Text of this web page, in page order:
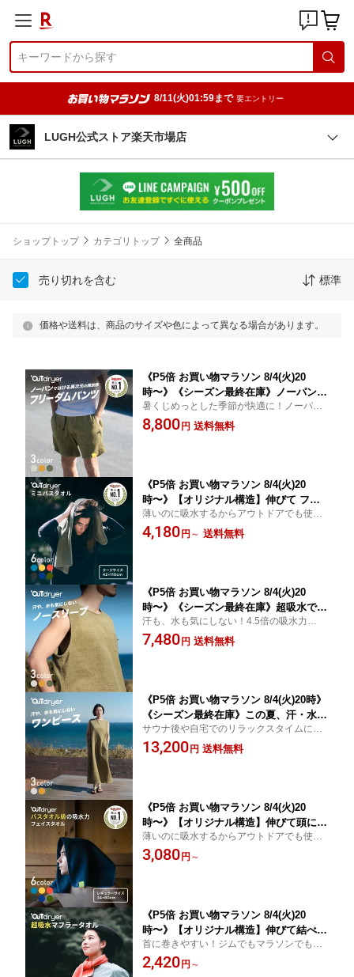
8/11(火)01:59まで 要エントリー
LUGH公式ストア楽天市場店
ショップトップ カテゴリトップ 全商品
売り切れを含む 標準
価格や送料は、商品のサイズや色によって異なる場合があります。
《P5倍 お買い物マラソン 8/4(火)20
時〜》《シーズン最終在庫》ノーパンで
はく異次元の解放感！フリーダムパンツ
｜ アウトドライヤー LUGH OUTdryer
構造】
暑くじめっとした季節が快適に！ノーパン
が苦手な人でも大丈夫！安心のインナーカ
ードが包み込み、安心感がありつつ開放
8,800 円 送料無料
《P5倍 お買い物マラソン 8/4(火)20
時〜》【オリジナル構造】伸びて フィ
ット！ミニバスタオル 1枚で 髪の毛 全
身OK ｜ アウトドライヤー LUGH OUTd
薄いのに吸水するからアウトドアでも使い
やすい！自然をイメージしたオリジナルカ
ラーでタオルにもこだわりを！
4,180 円 ～ 送料無料
《P5倍 お買い物マラソン 8/4(火)20
時〜》《シーズン最終在庫》超吸水で汗
をすぐに吸収！ムレ知らずのノースリー
ブ！｜ アウトドライヤー LUGH OUTdr
汗も、水も気にしない！4.5倍の吸水力と風
が抜けるデザインで、ムレにくい快適さを
キープ！
7,480 円 送料無料
《P5倍 お買い物マラソン 8/4(火)20時》
《シーズン最終在庫》この夏、汗・水を
超吸水！ムレ知らずのワンピース！｜
アウトドライヤー LUGH OUTdryer 吸
サウナ後や自宅でのリラックスタイムに
も！濡れたまま着れる超吸水ワンピース！
13,200 円 送料無料
《P5倍 お買い物マラソン 8/4(火)20
時〜》【オリジナル構造】伸びて頭にフ
ィット！ ヘアドライタオル フェイスタ
オル サイズでも 全身OK｜アウトドライ
薄いのに吸水するからアウトドアでも使い
やすい！自然をイメージしたオリジナルカ
ラーでタオルにもこだわりを！
3,080 円 ～
《P5倍 お買い物マラソン 8/4(火)20
時〜》【オリジナル構造】伸びて結べ
る！ズリ落ちない マフラータオル スポ
ーツタオル ｜ アウトドライヤー LUGH
首に巻きやすい！ジムでもマラソンでもど
んなに動いてもズリ落ちない、マフラータ
オル新登場！
2,420 円 ～